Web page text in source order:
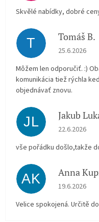
Skvělé nabídky, dobré
T Tomáš B.
Hodnocení
25.6.2026
Môžem len odporučiť. :)
komunikácia tiež rýchla
objednávať znovu.
JL Jakub
Hodnocení
22.6.2026
vše pořádku došlo,takže
AK Anna
Hodnocení
19.6.2026
Velice spokojená. Určitě